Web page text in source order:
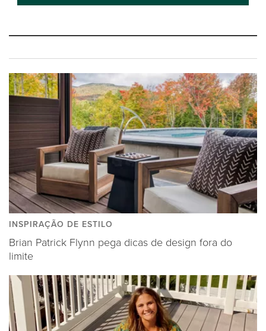
INSPIRAÇÃO DE ESTILO
Brian Patrick Flynn pega dicas de design fora do
limite